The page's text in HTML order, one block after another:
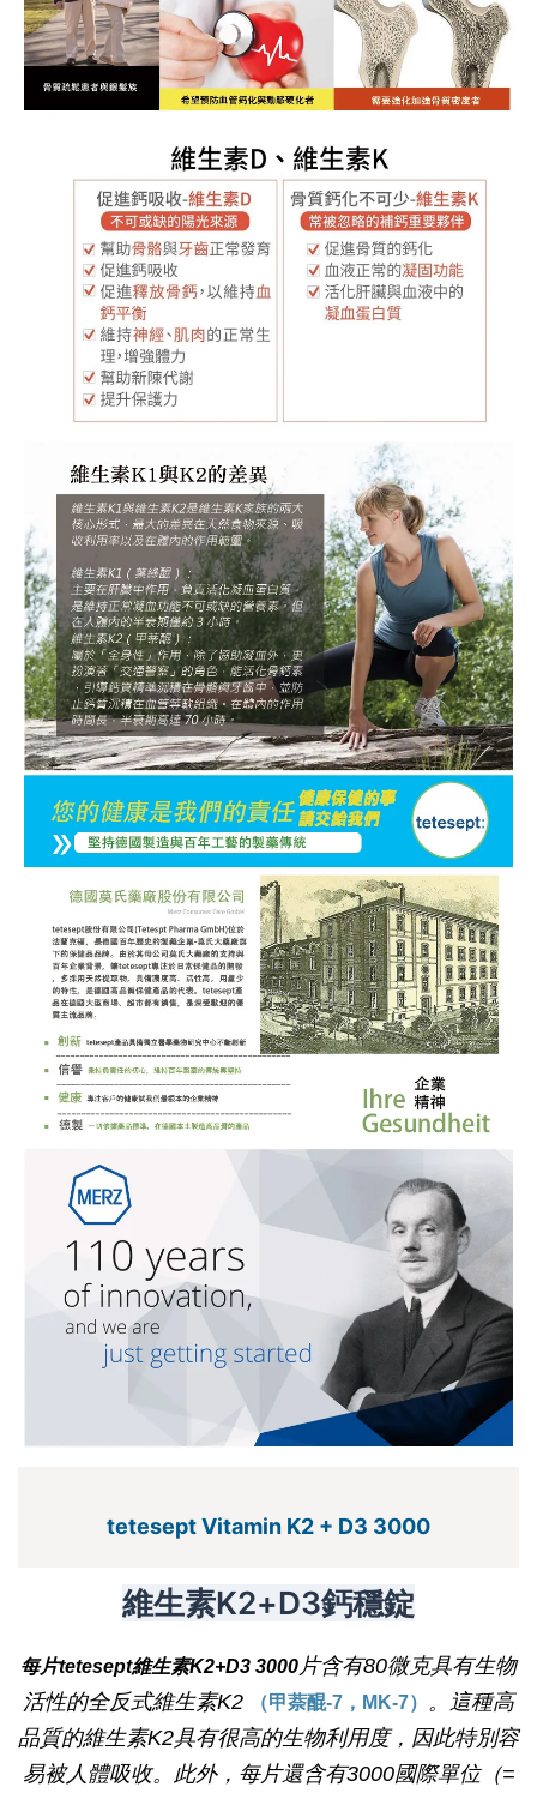
teteseptVitamin K2 + D3 3000
維生素K2+D3鈣穩錠
每片tetesept維生素K2+D3 3000片含有80微克具有生物
活性的全反式維生素K2
（甲萘醌-7，MK-7）
。這種高
品質的維生素K2具有很高的生物利用度，因此特別容
易被人體吸收。此外，每片還含有3000國際單位（=